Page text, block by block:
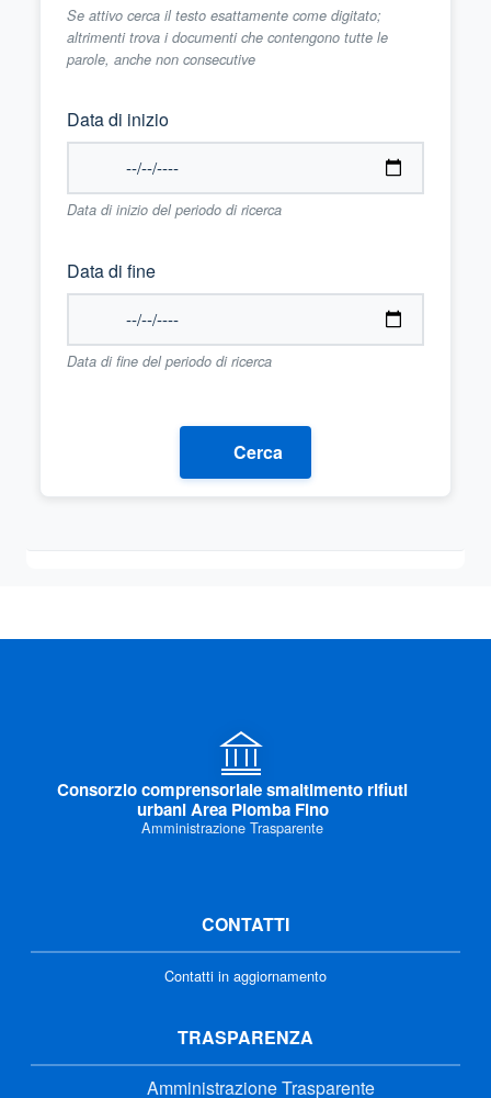
Se attivo cerca il testo esattamente come digitato;
altrimenti trova i documenti che contengono tutte le
parole, anche non consecutive
Data di inizio
Data di inizio del periodo di ricerca
Data di fine
Data di fine del periodo di ricerca
Cerca
Consorzio comprensoriale smaltimento rifiuti
urbani Area Piomba Fino
Amministrazione Trasparente
CONTATTI
Contatti in aggiornamento
TRASPARENZA
Amministrazione Trasparente